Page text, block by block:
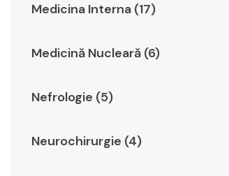
Medicina Interna (17)
Medicină Nucleară (6)
Nefrologie (5)
Neurochirurgie (4)